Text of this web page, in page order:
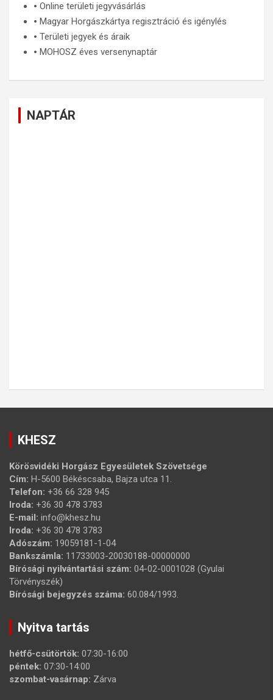
🞄 Online területi jegyvásárlás
🞄 Magyar Horgászkártya regisztráció és igénylés
🞄 Területi jegyek és áraik
🞄 MOHOSZ éves versenynaptár
NAPTÁR
KHESZ
Körösvidéki Horgász Egyesületek Szövetsége
Cím: H-5600 Békéscsaba, Bajza utca 11.
Telefon: +36 66 328 945
Iroda: +36 30 478 3783
E-mail: info@khesz.hu
Iroda: +36 30 478 3783
Adószám: 19059181-1-04
Bankszámla: 11733003-20030188-00000000
Bírósági nyilvántartási szám: 04-02-0001028 (Gyulai
Törvényszék)
Bírósági bejegyzés száma: 60.084/1993.
Nyitva tartás
hétfő-csütörtök: 07:30-16:00
péntek: 07:30-14:00
szombat-vasárnap: Zárva